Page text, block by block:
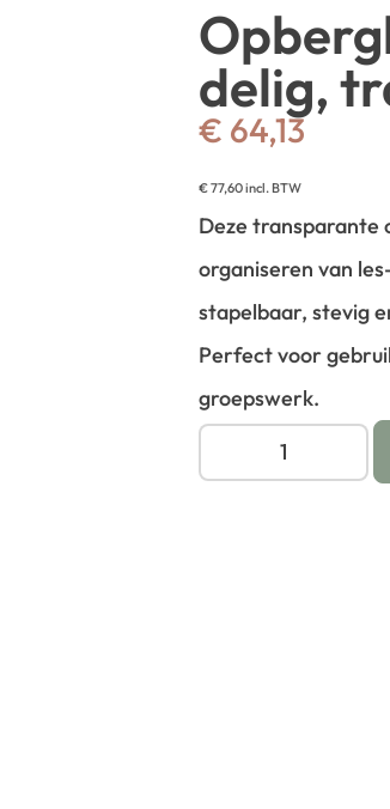
delig,
€ 64,13
€77,60incl. BTW
Deze transparante
organiseren van
stapelbaar, stevig
Perfect voor
groepswerk.